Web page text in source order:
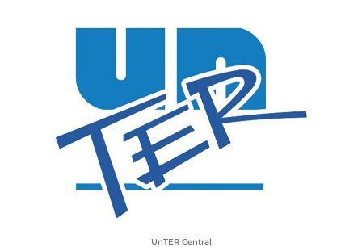
UnTER Central